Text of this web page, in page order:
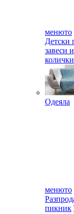
менюто
Детски
завеси
колички
Одеяла
менюто
пикник